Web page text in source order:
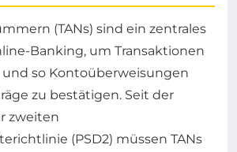
(TANs) sind ein zentrales
Banking, um Transaktionen
so Kontoüberweisungen
zu bestätigen. Seit der
zweiten
(PSD2) müssen TANs